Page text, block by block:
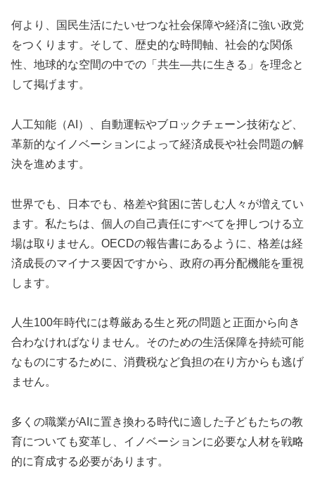
何より、国民生活にたいせつな社会保障や経済に強い政党
をつくります。そして、歴史的な時間軸、社会的な関係
性、地球的な空間の中での「共生―共に生きる」を理念と
して掲げます。
人工知能（AI）、自動運転やブロックチェーン技術など、
革新的なイノベーションによって経済成長や社会問題の解
決を進めます。
世界でも、日本でも、格差や貧困に苦しむ人々が増えてい
ます。私たちは、個人の自己責任にすべてを押しつける立
場は取りません。OECDの報告書にあるように、格差は経
済成長のマイナス要因ですから、政府の再分配機能を重視
します。
人生100年時代には尊厳ある生と死の問題と正面から向き
合わなければなりません。そのための生活保障を持続可能
なものにするために、消費税など負担の在り方からも逃げ
ません。
多くの職業がAIに置き換わる時代に適した子どもたちの教
育についても変革し、イノベーションに必要な人材を戦略
的に育成する必要があります。